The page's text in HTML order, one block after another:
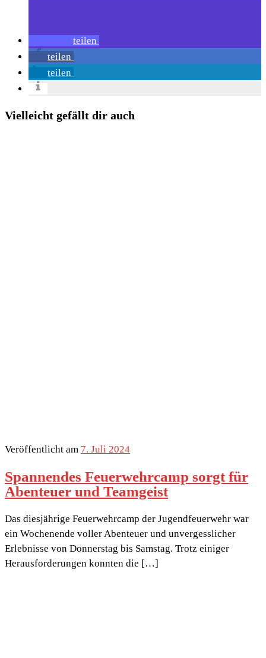
teilen
teilen
teilen
Vielleicht gefällt dir auch
Veröffentlicht am 7. Juli 2024
Spannendes Feuerwehrcamp sorgt für
Abenteuer und Teamgeist
Das diesjährige Feuerwehrcamp der Jugendfeuerwehr war
ein Wochenende voller Abenteuer und unvergesslicher
Erlebnisse von Donnerstag bis Samstag. Trotz einiger
Herausforderungen konnten die […]